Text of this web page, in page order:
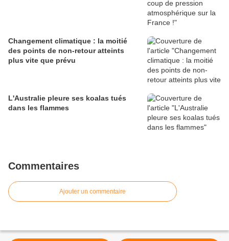
Changement climatique : la moitié
des points de non-retour atteints
plus vite que prévu
L'Australie pleure ses koalas tués
dans les flammes
Commentaires
Ajouter un commentaire